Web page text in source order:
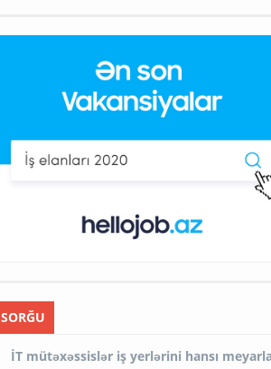
SORĞU
İT mütəxəssislər iş yerlərini hansı